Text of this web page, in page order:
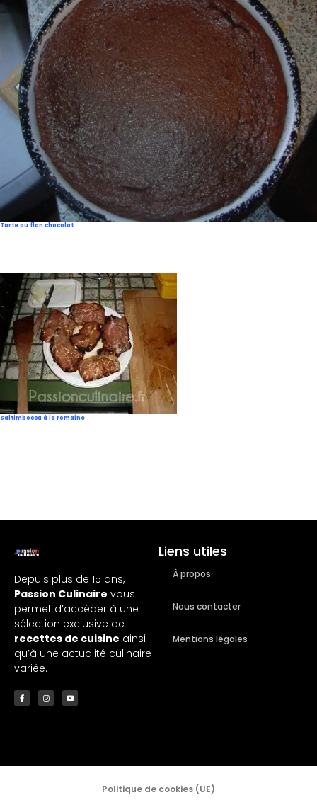
Tarte au flan chocolat
Saltimbocca à la romaine
Depuis plus de 15 ans,
Passion Culinaire vous
permet d’accéder à une
sélection exclusive de
recettes de cuisine ainsi
qu’à une actualité culinaire
variée.
Liens utiles
À propos
Nous contacter
Mentions légales
Politique de cookies (UE)